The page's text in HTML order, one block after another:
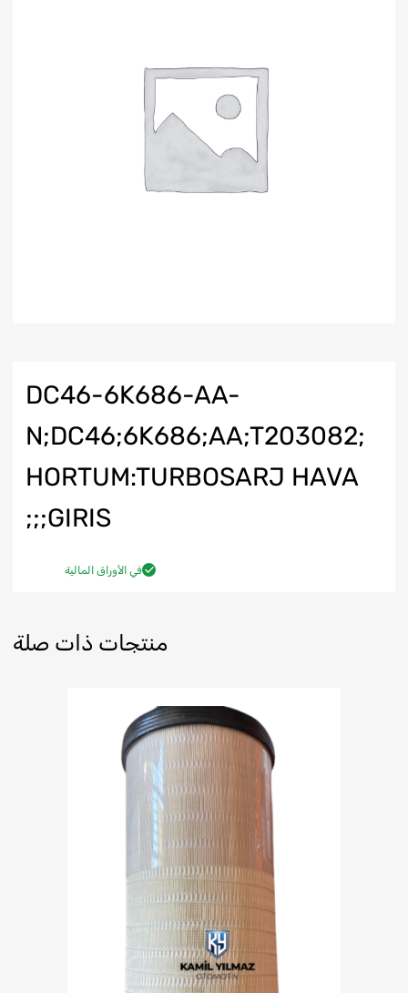
DC46-6K686-AA-
N;DC46;6K686;AA;T203082;
HORTUM:TURBOSARJ HAVA
GIRIS;;;
في الأوراق المالية
منتجات ذات صلة